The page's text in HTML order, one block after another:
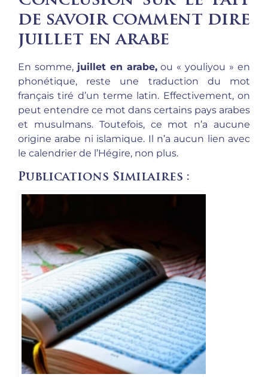
de savoir comment dire
juillet en arabe
En somme, juillet en arabe,ou « youliyou » en
phonétique, reste une traduction du mot
français tiré d’un terme latin. Effectivement, on
peut entendre ce mot dans certains pays arabes
et musulmans. Toutefois, ce mot n’a aucune
origine arabe ni islamique. Il n’a aucun lien avec
le calendrier de l’Hégire, non plus.
Publications Similaires :